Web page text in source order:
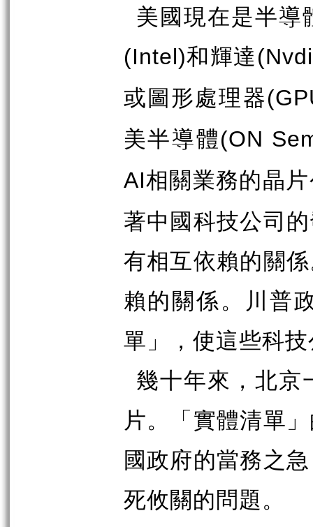
美國現在是半導
(Intel)和輝達
或圖形處理器
美半導體(ON
AI相關業務的晶
著中國科技公司
有相互依賴的關
賴的關係。川普
單」，使這些科
幾十年來，北京
片。「實體清單
國政府的當務之
死攸關的問題。